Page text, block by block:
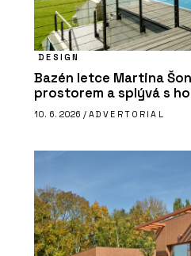
DESIGN
Bazén letce Martina
prostorem a splývá s
10. 6. 2026 / ADVERTORIAL